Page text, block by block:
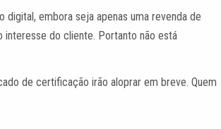
digital, embora seja apenas uma revenda de
do cliente. Portanto não está
de certificação irão aloprar em breve. Quem